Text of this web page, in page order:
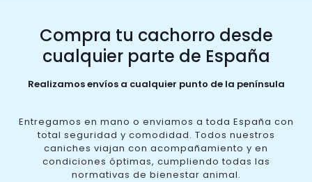
Compra tu cachorro desde
cualquier parte de España
Realizamos envíos a cualquier punto de la península
Entregamos en mano o enviamos a toda España con
total seguridad y comodidad. Todos nuestros
caniches viajan con acompañamiento y en
condiciones óptimas, cumpliendo todas las
normativas de bienestar animal.